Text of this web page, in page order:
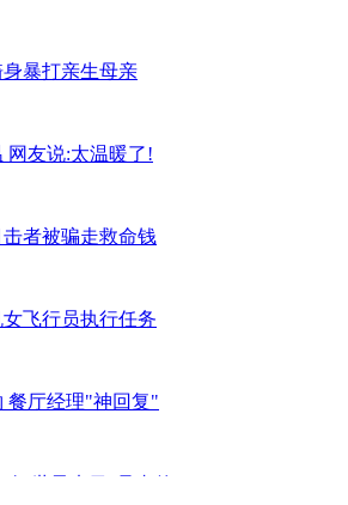
暴打亲生母亲
网友说:太温暖了!
者被骗走救命钱
飞行员执行任务
餐厅经理"神回复"
"世界末日"是真的